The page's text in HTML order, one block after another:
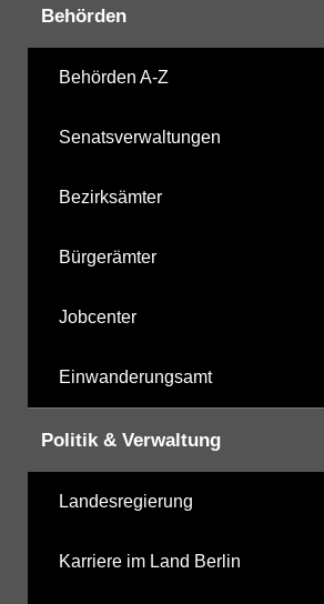
Behörden
Behörden A-Z
Senatsverwaltungen
Bezirksämter
Bürgerämter
Jobcenter
Einwanderungsamt
Politik & Verwaltung
Landesregierung
Karriere im Land Berlin